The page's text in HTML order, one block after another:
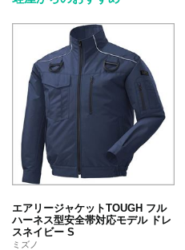
エアリージャケットTOUGH フル
ハーネス型安全帯対応モデル ドレ
スネイビー S
ミズノ